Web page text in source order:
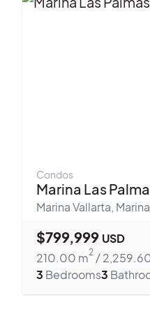
Condos
Marina Las
Marina Vallarta, Marina
$799,999 USD
210.00 m2 /
3 Bedrooms3